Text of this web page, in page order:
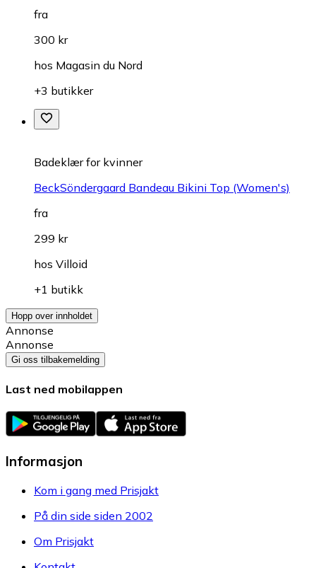
fra
300 kr
hos Magasin du Nord
+3 butikker
Badeklær for kvinner
BeckSöndergaard Bandeau Bikini Top (Women's)
fra
299 kr
hos Villoid
+1 butikk
Hopp over innholdet
Annonse
Annonse
Gi oss tilbakemelding
Last ned mobilappen
Informasjon
Kom i gang med Prisjakt
På din side siden 2002
Om Prisjakt